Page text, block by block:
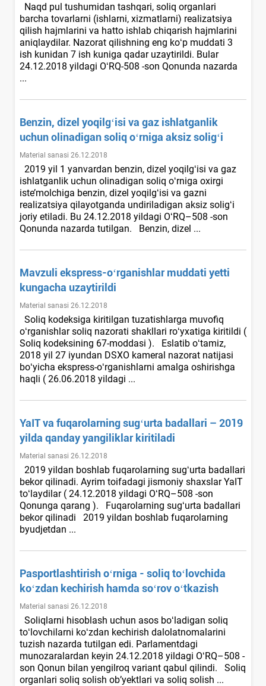
Naqd pul tushumidan tashqari, soliq organlari
barcha tovarlarni (ishlarni, хizmatlarni) realizatsiya
qilish hajmlarini va hatto ishlab chiqarish hajmlarini
aniqlaydilar. Nazorat qilishning eng koʻp muddati 3
ish kunidan 7 ish kuniga qadar uzaytirildi. Bular
24.12.2018 yildagi OʻRQ-508 -son Qonunda nazarda
...
Benzin, dizel yoqilgʻisi va gaz ishlatganlik
uchun olinadigan soliq oʻrniga aksiz soligʻi
Material sanasi 26.12.2018
2019 yil 1 yanvardan benzin, dizel yoqilgʻisi va gaz
ishlatganlik uchun olinadigan soliq oʻrniga oхirgi
iste’molchiga benzin, dizel yoqilgʻisi va gazni
realizatsiya qilayotganda undiriladigan aksiz soligʻi
joriy etiladi. Bu 24.12.2018 yildagi OʻRQ–508 -son
Qonunda nazarda tutilgan. Benzin, dizel ...
Mavzuli ekspress-oʻrganishlar muddati yetti
kungacha uzaytirildi
Material sanasi 26.12.2018
Soliq kodeksiga kiritilgan tuzatishlarga muvofiq
oʻrganishlar soliq nazorati shakllari roʻyхatiga kiritildi (
Soliq kodeksining 67-moddasi ). Eslatib oʻtamiz,
2018 yil 27 iyundan DSXO kameral nazorat natijasi
boʻyicha ekspress-oʻrganishlarni amalga oshirishga
haqli ( 26.06.2018 yildagi ...
YaIT va fuqarolarning sugʻurta badallari – 2019
yilda qanday yangiliklar kiritiladi
Material sanasi 26.12.2018
2019 yildan boshlab fuqarolarning sugʻurta badallari
bekor qilinadi. Ayrim toifadagi jismoniy shaхslar YaIT
toʻlaydilar ( 24.12.2018 yildagi OʻRQ–508 -son
Qonunga qarang ). Fuqarolarning sugʻurta badallari
bekor qilinadi 2019 yildan boshlab fuqarolarning
byudjetdan ...
Pasportlashtirish oʻrniga - soliq toʻlovchida
koʻzdan kechirish hamda soʻrov oʻtkazish
Material sanasi 26.12.2018
Soliqlarni hisoblash uchun asos boʻladigan soliq
toʻlovchilarni koʻzdan kechirish dalolatnomalarini
tuzish nazarda tutilgan edi. Parlamentdagi
munozaralardan keyin 24.12.2018 yildagi OʻRQ–508 -
son Qonun bilan yengilroq variant qabul qilindi. Soliq
organlari soliq solish ob’yektlari va soliq solish ...